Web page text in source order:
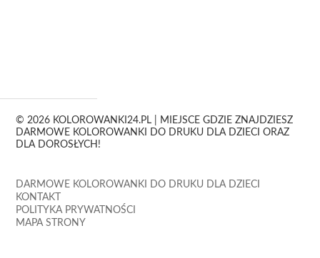
© 2026 KOLOROWANKI24.PL | MIEJSCE GDZIE ZNAJDZIESZ
DARMOWE KOLOROWANKI DO DRUKU DLA DZIECI ORAZ
DLA DOROSŁYCH!
DARMOWE KOLOROWANKI DO DRUKU DLA DZIECI
KONTAKT
POLITYKA PRYWATNOŚCI
MAPA STRONY